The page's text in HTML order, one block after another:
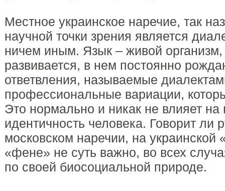
Местное украинское наречие, так
научной точки зрения является
ничем иным. Язык – живой
развивается, в нем постоянно
ответвления, называемые
профессиональные вариации,
Это нормально и никак не влияет
идентичность человека. Говорит ли
московском наречии, на украинской
«фене» не суть важно, во всех
по своей биосоциальной природе.